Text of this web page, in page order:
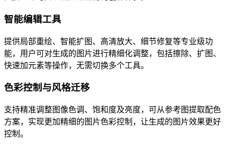
智能编辑工具
提供局部重绘、智能扩图、高清放大、细节修复等专业级功
能，用户可对生成的图片进行精细化调整，包括擦除、扩图、
快速加元素等操作，无需切换多个工具。
色彩控制与风格迁移
支持精准调整图像色调、饱和度及亮度，可从参考图提取配色
方案，实现更加精细的图片色彩控制，让生成的图片效果更好
控制。